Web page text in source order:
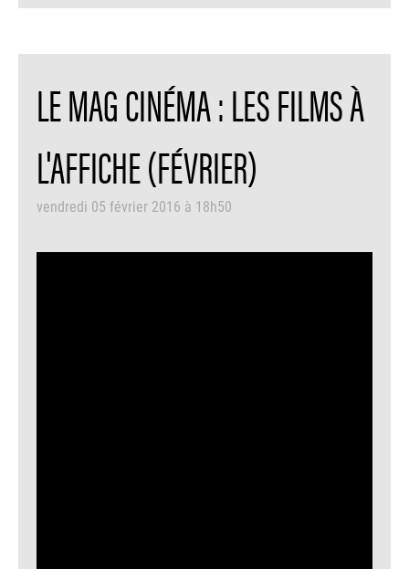
LE MAG CINÉMA : LES FILMS À
L'AFFICHE (FÉVRIER)
vendredi 05 février 2016 à 18h50